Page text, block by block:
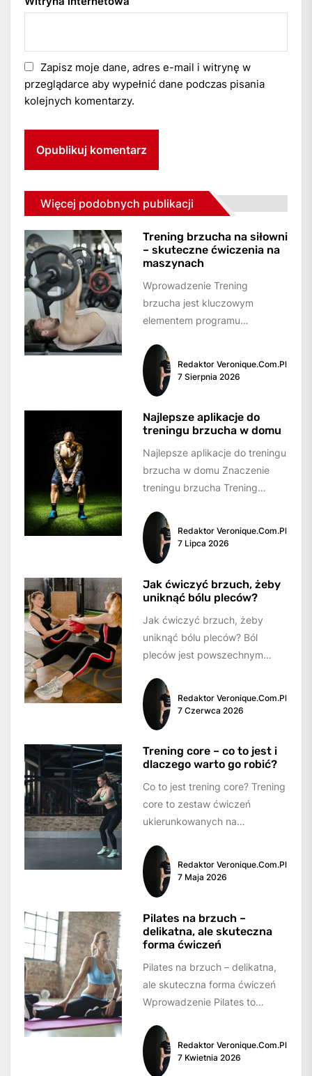
Zapisz moje dane, adres e-mail i witrynę w
przeglądarce aby wypełnić dane podczas pisania
kolejnych komentarzy.
Więcej podobnych publikacji
Trening brzucha na siłowni
– skuteczne ćwiczenia na
maszynach
Wprowadzenie Trening
brzucha jest kluczowym
elementem programu
pragnących wzmocnić i
wyrzeźbić mięśnie brzucha.
Ćwiczenia wykonywane na...
Redaktor Veronique.com.pl
7 Sierpnia 2026
Najlepsze aplikacje do
treningu brzucha w domu
Najlepsze aplikacje do treningu
brzucha w domu Znaczenie
treningu brzucha Trening
elementem w utrzymaniu
zdrowej sylwetki i...
Redaktor Veronique.com.pl
7 Lipca 2026
Jak ćwiczyć brzuch, żeby
uniknąć bólu pleców?
Jak ćwiczyć brzuch, żeby
uniknąć bólu pleców? Ból
pleców jest powszechnym
wynika z osłabienia mięśni
brzucha. Dlatego...
Redaktor Veronique.com.pl
7 Czerwca 2026
Trening core – co to jest i
dlaczego warto go robić?
Co to jest trening core? Trening
core to zestaw ćwiczeń
ukierunkowanych na
centralnych naszego ciała,
czyli obszaru brzucha,...
Redaktor Veronique.com.pl
7 Maja 2026
Pilates na brzuch –
delikatna, ale skuteczna
forma ćwiczeń
Pilates na brzuch – delikatna,
ale skuteczna forma ćwiczeń
Wprowadzenie Pilates to
skupia się na wzmocnieniu...
Redaktor Veronique.com.pl
7 Kwietnia 2026